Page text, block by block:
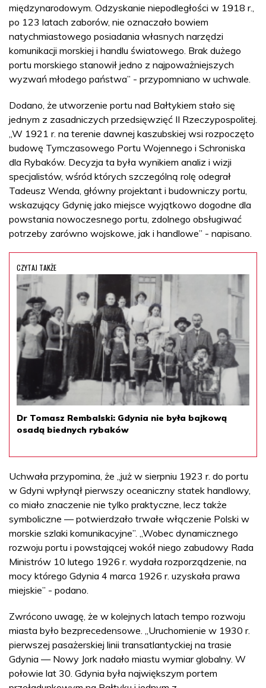
międzynarodowym. Odzyskanie niepodległości w 1918 r.,
po 123 latach zaborów, nie oznaczało bowiem
natychmiastowego posiadania własnych narzędzi
komunikacji morskiej i handlu światowego. Brak dużego
portu morskiego stanowił jedno z najpoważniejszych
wyzwań młodego państwa” - przypomniano w uchwale.
Dodano, że utworzenie portu nad Bałtykiem stało się
jednym z zasadniczych przedsięwzięć II Rzeczypospolitej.
„W 1921 r. na terenie dawnej kaszubskiej wsi rozpoczęto
budowę Tymczasowego Portu Wojennego i Schroniska
dla Rybaków. Decyzja ta była wynikiem analiz i wizji
specjalistów, wśród których szczególną rolę odegrał
Tadeusz Wenda, główny projektant i budowniczy portu,
wskazujący Gdynię jako miejsce wyjątkowo dogodne dla
powstania nowoczesnego portu, zdolnego obsługiwać
potrzeby zarówno wojskowe, jak i handlowe” - napisano.
CZYTAJ TAKŻE
Dr Tomasz Rembalski: Gdynia nie była bajkową
osadą biednych rybaków
Uchwała przypomina, że „już w sierpniu 1923 r. do portu
w Gdyni wpłynął pierwszy oceaniczny statek handlowy,
co miało znaczenie nie tylko praktyczne, lecz także
symboliczne — potwierdzało trwałe włączenie Polski w
morskie szlaki komunikacyjne”. „Wobec dynamicznego
rozwoju portu i powstającej wokół niego zabudowy Rada
Ministrów 10 lutego 1926 r. wydała rozporządzenie, na
mocy którego Gdynia 4 marca 1926 r. uzyskała prawa
miejskie” - podano.
Zwrócono uwagę, że w kolejnych latach tempo rozwoju
miasta było bezprecedensowe. „Uruchomienie w 1930 r.
pierwszej pasażerskiej linii transatlantyckiej na trasie
Gdynia — Nowy Jork nadało miastu wymiar globalny. W
połowie lat 30. Gdynia była największym portem